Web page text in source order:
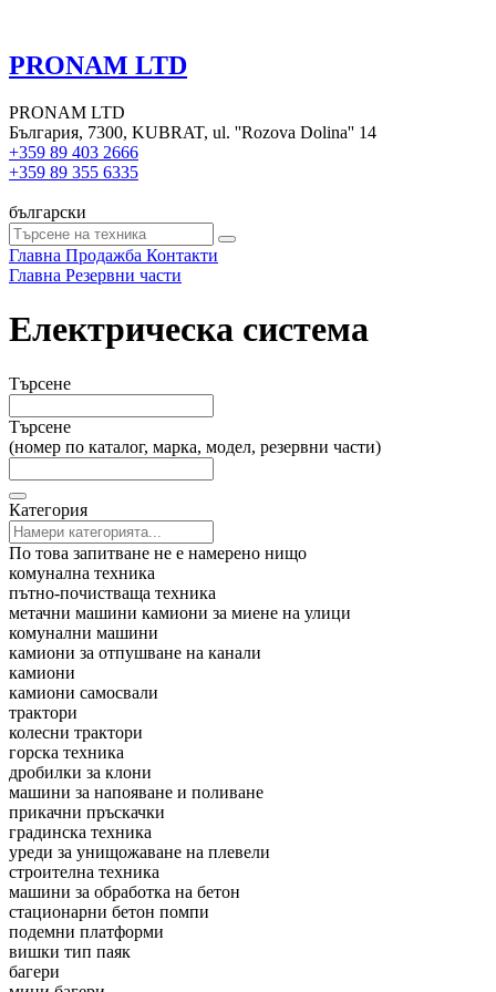
PRONAM LTD
PRONAM LTD
България, 7300, KUBRAT, ul. ''Rozova Dolina'' 14
+359 89 403 2666
+359 89 355 6335
български
Главна Продажба Контакти
Главна Резервни части
Електрическа система
Търсене
Търсене
(номер по каталог, марка, модел, резервни части)
Категория
По това запитване не е намерено нищо
комунална техника
пътно-почистваща техника
метачни машини камиони за миене на улици
комунални машини
камиони за отпушване на канали
камиони
камиони самосвали
трактори
колесни трактори
горска техника
дробилки за клони
машини за напояване и поливане
прикачни пръскачки
градинска техника
уреди за унищожаване на плевели
строителна техника
машини за обработка на бетон
стационарни бетон помпи
подемни платформи
вишки тип паяк
багери